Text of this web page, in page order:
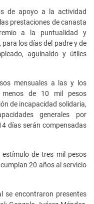
de apoyo a la actividad
prestaciones de canasta
a la puntualidad y
los días del padre y de
aguinaldo y útiles
mensuales a las y los
menos de 10 mil pesos
de incapacidad solidaria,
generales por
días serán compensadas
de tres mil pesos
20 años al servicio
se encontraron presentes